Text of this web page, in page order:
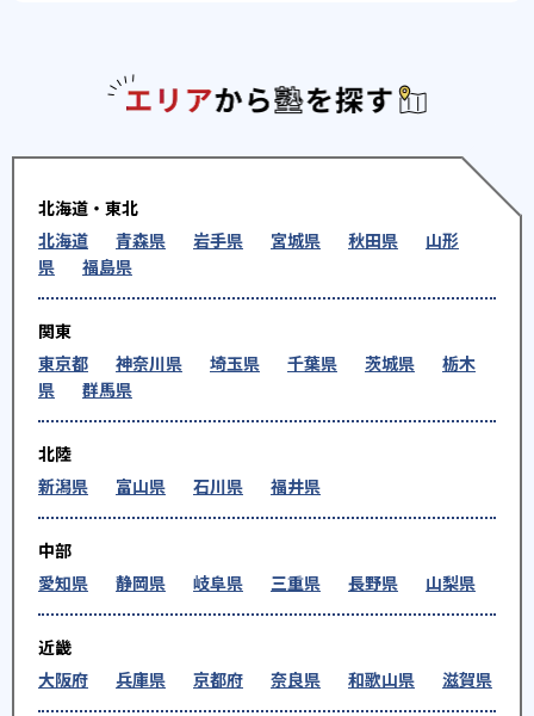
北海道・東北
北海道
青森県 岩手県 宮城県 秋田県
山形
県
福島県
関東
東京都
神奈川県 埼玉県 千葉県 茨城県
栃木
県
群馬県
北陸
新潟県
富山県 石川県 福井県
中部
愛知県
静岡県 岐阜県 三重県 長野県 山梨県
近畿
大阪府
兵庫県 京都府 奈良県 和歌山県 滋賀県